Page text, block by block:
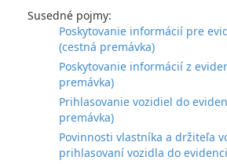
Susedné pojmy:
Poskytovanie informácií pre
(cestná premávka)
Poskytovanie informácií z
premávka)
Prihlasovanie vozidiel do
premávka)
Povinnosti vlastníka a držiteľa
prihlasovaní vozidla do